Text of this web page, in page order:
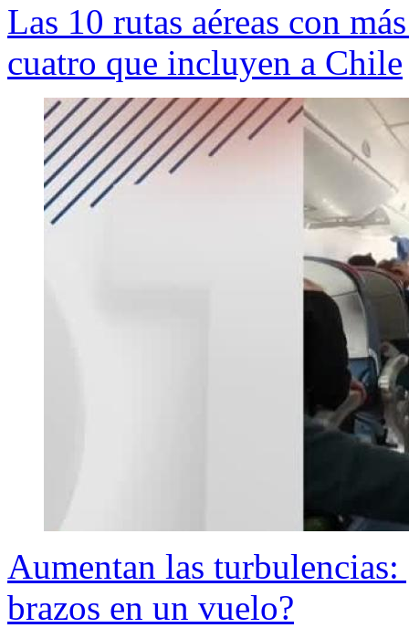
Las 10 rutas aéreas con
cuatro que incluyen a Chile
Aumentan las
brazos en un vuelo?